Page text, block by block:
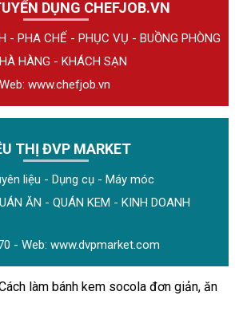
DỤNG CHEFJOB.VN
- PHA CHẾ - PHỤC VỤ - BUỒNG PHÒNG
HÀNG - KHÁCH SẠN
www.chefjob.vn
THỊ ĐVP MARKET
liệu - Dụng cụ - Máy móc
ĂN - QUÁN KEM - KINH DOANH
- Web: www.dvpmarket.com
làm bánh kem socola đơn giản, ăn